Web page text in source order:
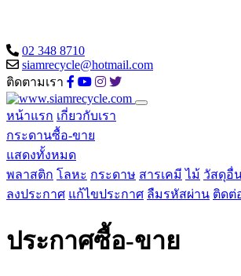
02 348 8710
siamrecycle@hotmail.com
ติดตามเรา
หน้าแรก เกี่ยวกับเรา
กระดานซื้อ-ขาย
แสดงทั้งหมด
พลาสติก โลหะ กระดาษ สารเคมี ไม้ วัสดุอื่
ลงประกาศ แก้ไขประกาศ ลืมรหัสผ่าน ติดต่
ประกาศซื้อ-ขาย